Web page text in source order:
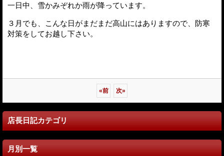
一日中、雪かみぞれか雨が降っています。
３月でも、こんな日がまだまだ高山にはありますので、防寒
対策をしてお越し下さい。
«前 次»
店長日記カテゴリ
月別一覧